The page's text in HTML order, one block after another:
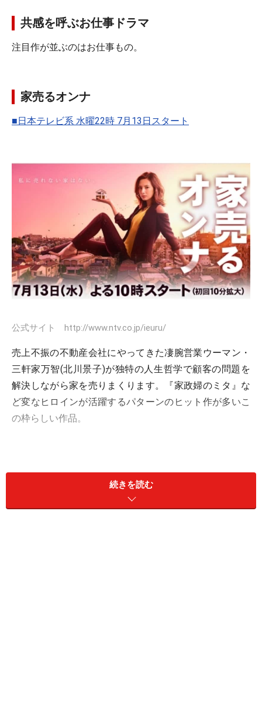
共感を呼ぶお仕事ドラマ
注目作が並ぶのはお仕事もの。
家売るオンナ
■日本テレビ系 水曜22時 7月13日スタート
公式サイト http://www.ntv.co.jp/ieuru/
売上不振の不動産会社にやってきた凄腕営業ウーマン・
三軒家万智(北川景子)が独特の人生哲学で顧客の問題を
解決しながら家を売りまくります。『家政婦のミタ』な
ど変なヒロインが活躍するパターンのヒット作が多いこ
の枠らしい作品。
続きを読む